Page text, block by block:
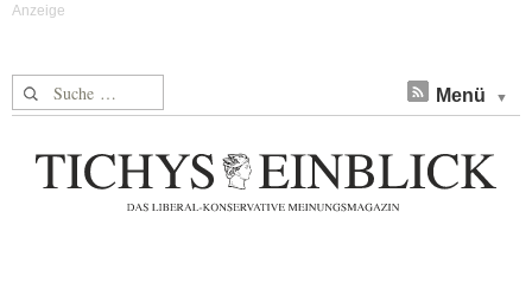
Suche nach: Menü